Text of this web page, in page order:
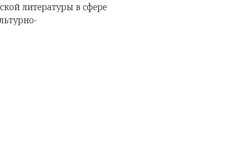
литературы в сфере